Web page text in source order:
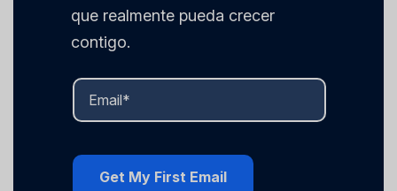
que realmente pueda crecer
contigo.